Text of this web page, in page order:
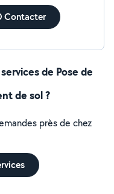
Contacter
de Pose de
de sol ?
près de chez